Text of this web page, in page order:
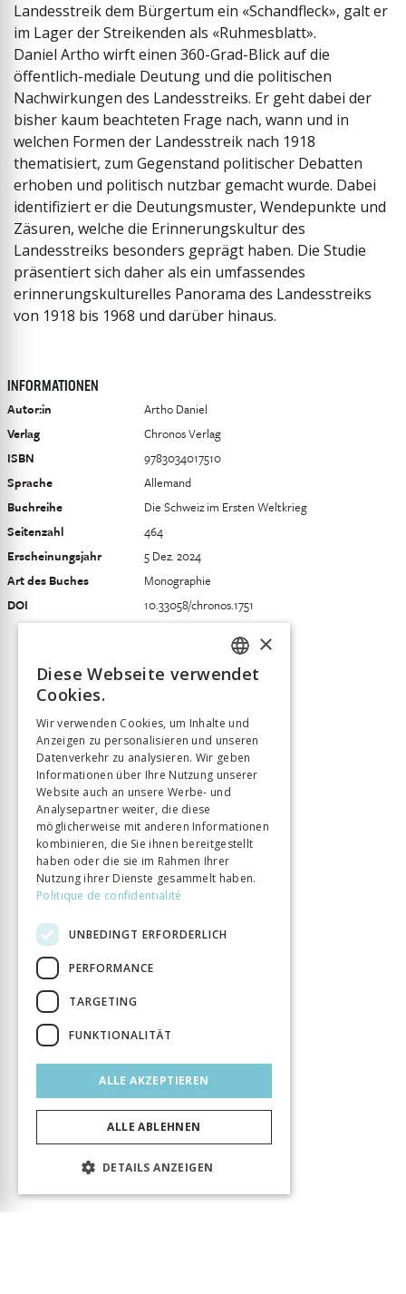
Landesstreik dem Bürgertum ein «Schandfleck», galt er
im Lager der Streikenden als «Ruhmesblatt».
Daniel Artho wirft einen 360-Grad-Blick auf die
öffentlich-mediale Deutung und die politischen
Nachwirkungen des Landesstreiks. Er geht dabei der
bisher kaum beachteten Frage nach, wann und in
welchen Formen der Landesstreik nach 1918
thematisiert, zum Gegenstand politischer Debatten
erhoben und politisch nutzbar gemacht wurde. Dabei
identifiziert er die Deutungsmuster, Wendepunkte und
Zäsuren, welche die Erinnerungskultur des
Landesstreiks besonders geprägt haben. Die Studie
präsentiert sich daher als ein umfassendes
erinnerungskulturelles Panorama des Landesstreiks
von 1918 bis 1968 und darüber hinaus.
INFORMATIONEN
Autor:in
Artho Daniel
Verlag
Chronos Verlag
ISBN
9783034017510
Sprache
Allemand
Buchreihe
Die Schweiz im Ersten Weltkrieg
Seitenzahl
464
Erscheinungsjahr
5 Dez. 2024
Art des Buches
Monographie
DOI
10.33058/chronos.1751
FRENCH
ITALIAN
×
Diese Webseite verwendet
Cookies.
Wir verwenden Cookies, um Inhalte und
Anzeigen zu personalisieren und unseren
Datenverkehr zu analysieren. Wir geben
Informationen über Ihre Nutzung unserer
Website auch an unsere Werbe- und
Analysepartner weiter, die diese
möglicherweise mit anderen Informationen
kombinieren, die Sie ihnen bereitgestellt
haben oder die sie im Rahmen Ihrer
Nutzung ihrer Dienste gesammelt haben.
Politique de confidentialité
UNBEDINGT ERFORDERLICH
PERFORMANCE
TARGETING
FUNKTIONALITÄT
ALLE AKZEPTIEREN
ALLE ABLEHNEN
DETAILS ANZEIGEN